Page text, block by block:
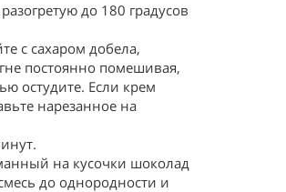
до 180 градусов
с сахаром добела,
постоянно помешивая,
остудите. Если крем
нарезанное на
на кусочки шоколад
до однородности и